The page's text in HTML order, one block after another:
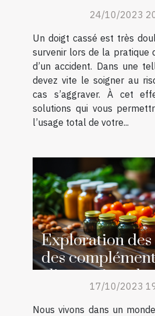
soigner ?
24/10/2023
Un doigt cassé est très
survenir lors de la pratique
d’un accident. Dans une
devez vite le soigner au
cas s’aggraver. À cet
solutions qui vous
l’usage total de votre...
Exploration
des
alimentaires
prévention du
17/10/2023
Nous vivons dans un